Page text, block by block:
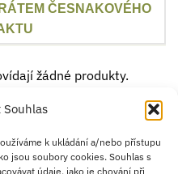
Souhlas
k ukládání a/nebo přístupu
jsou soubory cookies. Souhlas s
údaje, jako je chování při
ČESNAKOVÉHO
žádné produkty.
Apple
Pay
Google
Pay
PayPal